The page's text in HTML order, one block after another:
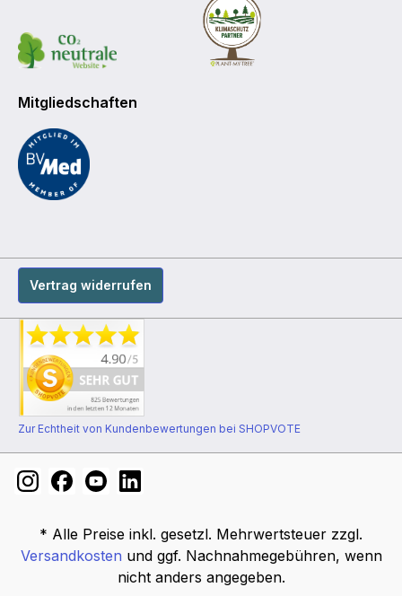
Mitgliedschaften
Vertrag widerrufen
Zur Echtheit von Kundenbewertungen bei SHOPVOTE
* Alle Preise inkl. gesetzl. Mehrwertsteuer zzgl.
Versandkosten und ggf. Nachnahmegebühren, wenn
nicht anders angegeben.